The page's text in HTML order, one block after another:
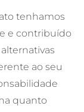
tenhamos
e contribuído
ao seu
quanto